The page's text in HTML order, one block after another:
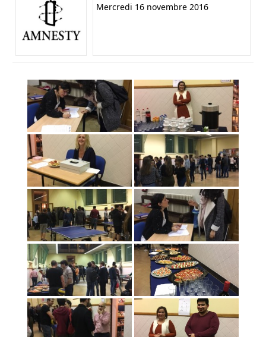
Mercredi 16 novembre 2016